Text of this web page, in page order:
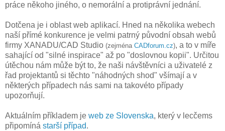
práce někoho jiného, o nemorální a protiprávní jednání.
Dotčena je i oblast web aplikací. Hned na několika webech
naší přímé konkurence je velmi patrný původní obsah webů
firmy XANADU/CAD Studio (zejména CADforum.cz), a to v míře
sahající od "silné inspirace" až po "doslovnou kopii". Určitou
útěchou nám může být to, že naši návštěvníci a uživatelé z
řad projektantů si těchto "náhodných shod" všímají a v
některých případech nás sami na takovéto případy
upozorňují.
Aktuálním příkladem je web ze Slovenska, který v lecčems
připomíná starší případ.